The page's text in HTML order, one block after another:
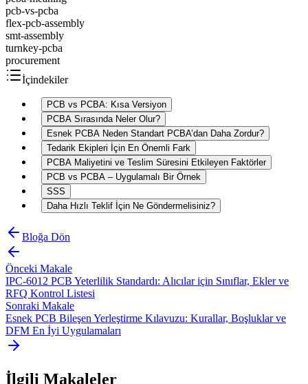
pcb-vs-pcba
flex-pcb-assembly
smt-assembly
turnkey-pcba
procurement
İçindekiler
PCB vs PCBA: Kısa Versiyon
PCBA Sırasında Neler Olur?
Esnek PCBA Neden Standart PCBA’dan Daha Zordur?
Tedarik Ekipleri İçin En Önemli Fark
PCBA Maliyetini ve Teslim Süresini Etkileyen Faktörler
PCB vs PCBA – Uygulamalı Bir Örnek
SSS
Daha Hızlı Teklif İçin Ne Göndermelisiniz?
Bloğa Dön
Önceki Makale
IPC-6012 PCB Yeterlilik Standardı: Alıcılar için Sınıflar, Ekler ve
RFQ Kontrol Listesi
Sonraki Makale
Esnek PCB Bileşen Yerleştirme Kılavuzu: Kurallar, Boşluklar ve
DFM En İyi Uygulamaları
İlgili Makaleler